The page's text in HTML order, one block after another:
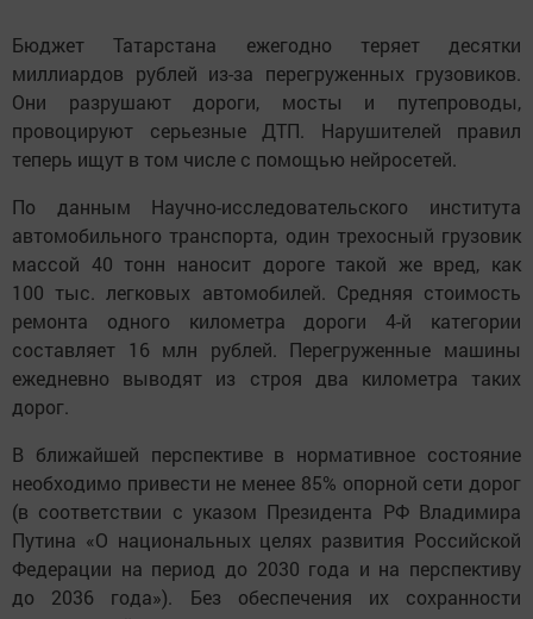
Бюджет Татарстана ежегодно теряет десятки
миллиардов рублей из-за перегруженных грузовиков.
Они разрушают дороги, мосты и путепроводы,
провоцируют серьезные ДТП. Нарушителей правил
теперь ищут в том числе с помощью нейросетей.
По данным Научно-исследовательского института
автомобильного транспорта, один трехосный грузовик
массой 40 тонн наносит дороге такой же вред, как
100 тыс. легковых автомобилей. Средняя стоимость
ремонта одного километра дороги 4-й категории
составляет 16 млн рублей. Перегруженные машины
ежедневно выводят из строя два километра таких
дорог.
В ближайшей перспективе в нормативное состояние
необходимо привести не менее 85% опорной сети дорог
(в соответствии с указом Президента РФ Владимира
Путина «О национальных целях развития Российской
Федерации на период до 2030 года и на перспективу
до 2036 года»). Без обеспечения их сохранности